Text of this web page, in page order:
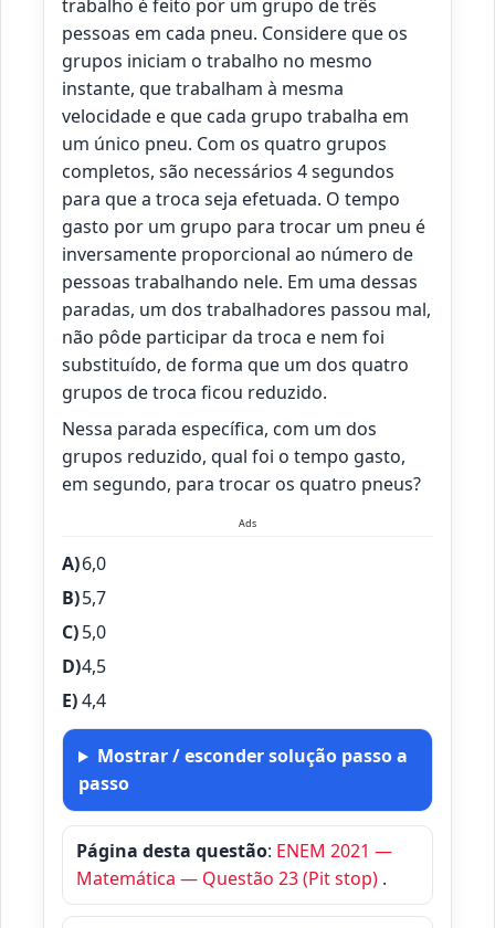
trabalho é feito por um grupo de três
pessoas em cada pneu. Considere que os
grupos iniciam o trabalho no mesmo
instante, que trabalham à mesma
velocidade e que cada grupo trabalha em
um único pneu. Com os quatro grupos
completos, são necessários 4 segundos
para que a troca seja efetuada. O tempo
gasto por um grupo para trocar um pneu é
inversamente proporcional ao número de
pessoas trabalhando nele. Em uma dessas
paradas, um dos trabalhadores passou mal,
não pôde participar da troca e nem foi
substituído, de forma que um dos quatro
grupos de troca ficou reduzido.
Nessa parada específica, com um dos
grupos reduzido, qual foi o tempo gasto,
em segundo, para trocar os quatro pneus?
Ads
6,0
5,7
5,0
4,5
4,4
Mostrar / esconder solução passo a
passo
Página desta questão: ENEM 2021 —
Matemática — Questão 23 (Pit stop) .